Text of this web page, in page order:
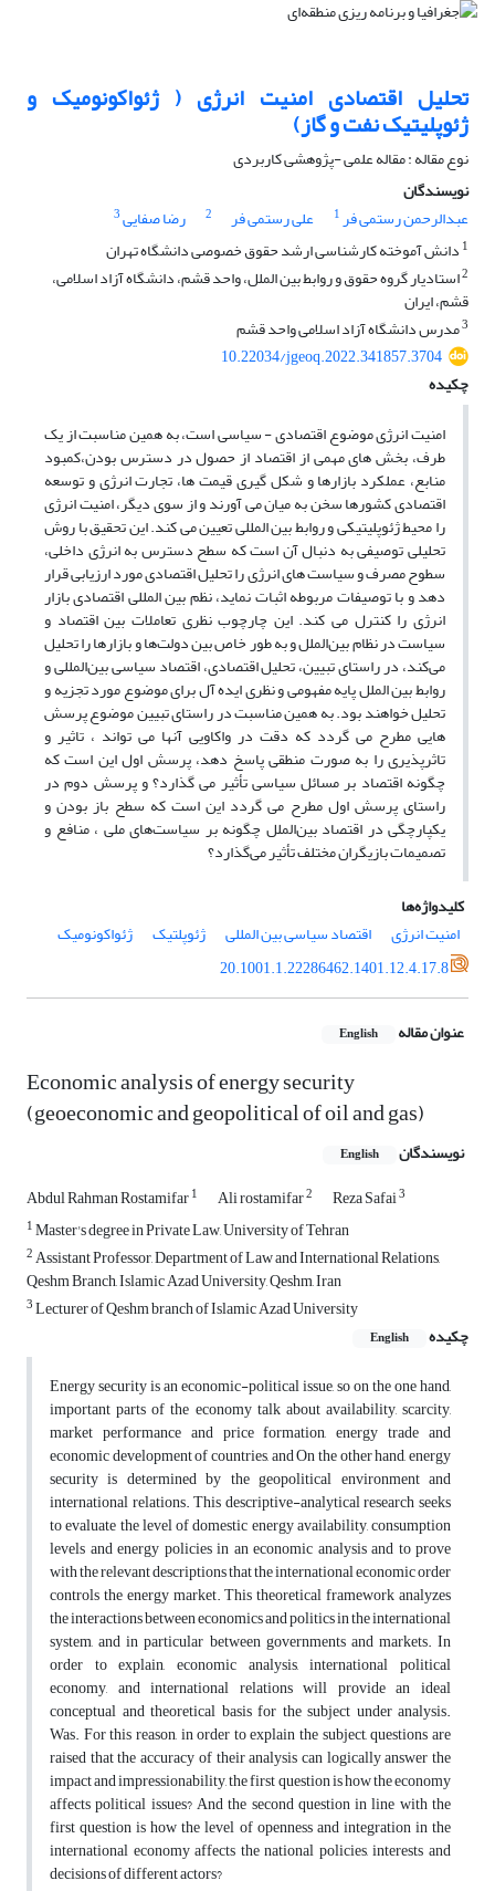
تحلیل اقتصادی امنیت انرژی ( ژئواکونومیک و
ژئوپلیتیک نفت و گاز)
نوع مقاله : مقاله علمی -پژوهشی کاربردی
نویسندگان
عبدالرحمن رستمی فر1 علی رستمی فر 2 رضا صفایی3
1 دانش آموخته کارشناسی ارشد حقوق خصوصی دانشگاه تهران
2استادیار گروه حقوق و روابط بین الملل، واحد قشم، دانشگاه آزاد اسلامی،
قشم، ایران
3مدرس دانشگاه آزاد اسلامی واحد قشم
10.22034/jgeoq.2022.341857.3704
چکیده
امنیت انرژی موضوع اقتصادی - سیاسی است، به همین مناسبت از یک
طرف، بخش های مهمی از اقتصاد از حصول در دسترس بودن،کمبود
منابع، عملکرد بازارها و شکل گیری قیمت ها، تجارت انرژی و توسعه
اقتصادی کشورها سخن به میان می آورند و از سوی دیگر، امنیت انرژی
را محیط ژئوپلیتیکی و روابط بین المللی تعیین می کند. این تحقیق با روش
تحلیلی توصیفی به دنبال آن است که سطح دسترس به انرژی داخلی،
سطوح مصرف و سیاست های انرژی را تحلیل اقتصادی مورد ارزیابی قرار
دهد و با توصیفات مربوطه اثبات نماید، نظم بین المللی اقتصادی بازار
انرژی را کنترل می کند. این چارچوب نظری تعاملات بین اقتصاد و
سیاست در نظام بین‌الملل و به طور خاص بین دولت‌ها و بازارها را تحلیل
می‌کند، در راستای تبیین، تحلیل اقتصادی، اقتصاد سیاسی بین‌المللی و
روابط بین الملل پایه مفهومی و نظری ایده آل برای موضوع مورد تجزیه و
تحلیل خواهند بود. به همین مناسبت در راستای تبیین موضوع پرسش
هایی مطرح می گردد که دقت در واکاویی آنها می تواند ، تاثیر و
تاثرپذیری را به صورت منطقی پاسخ دهد، پرسش اول این است که
چگونه اقتصاد بر مسائل سیاسی تأثیر می گذارد؟ و پرسش دوم در
راستای پرسش اول مطرح می گردد این است که سطح باز بودن و
یکپارچگی در اقتصاد بین‌الملل چگونه بر سیاست‌های ملی ، منافع و
تصمیمات بازیگران مختلف تأثیر می‌گذارد؟
کلیدواژه‌ها
امنیت انرژی
اقتصاد سیاسی بین المللی ژئوپلتیک
ژئواکونومیک
20.1001.1.22286462.1401.12.4.17.8
عنوان مقاله English
Economic analysis of energy security
(geoeconomic and geopolitical of oil and gas)
نویسندگان English
Abdul Rahman Rostamifar1 Ali rostamifar2 Reza Safai3
1Master's degree in Private Law, University of Tehran
2Assistant Professor, Department of Law and International Relations,
Qeshm Branch, Islamic Azad University, Qeshm, Iran
3Lecturer of Qeshm branch of Islamic Azad University
چکیده
English
Energy security is an economic-political issue, so on the one hand,
important parts of the economy talk about availability, scarcity,
market performance and price formation, energy trade and
economic development of countries, and On the other hand, energy
security is determined by the geopolitical environment and
international relations. This descriptive-analytical research seeks
to evaluate the level of domestic energy availability, consumption
levels and energy policies in an economic analysis and to prove
with the relevant descriptions that the international economic order
controls the energy market. This theoretical framework analyzes
the interactions between economics and politics in the international
system, and in particular between governments and markets. In
order to explain, economic analysis, international political
economy, and international relations will provide an ideal
conceptual and theoretical basis for the subject under analysis.
Was. For this reason, in order to explain the subject, questions are
raised that the accuracy of their analysis can logically answer the
impact and impressionability, the first question is how the economy
affects political issues? And the second question in line with the
first question is how the level of openness and integration in the
international economy affects the national policies, interests and
decisions of different actors?